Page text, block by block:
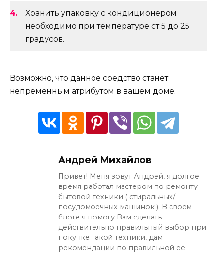
Хранить упаковку с кондиционером
необходимо при температуре от 5 до 25
градусов.
Возможно, что данное средство станет
непременным атрибутом в вашем доме.
Андрей Михайлов
Привет! Меня зовут Андрей, я долгое
время работал мастером по ремонту
бытовой техники ( стиральных/
посудомоечных машинок ). В своем
блоге я помогу Вам сделать
действительно правильный выбор при
покупке такой техники, дам
рекомендации по правильной ее